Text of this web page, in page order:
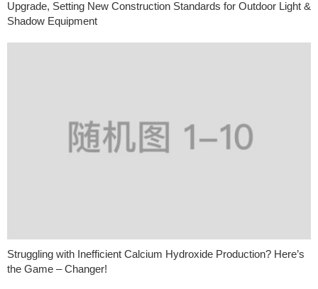
Upgrade, Setting New Construction Standards for Outdoor Light &
Shadow Equipment
Struggling with Inefficient Calcium Hydroxide Production? Here’s
the Game – Changer!